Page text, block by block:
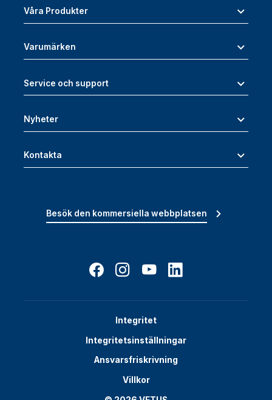
Våra Produkter
Varumärken
Service och support
Nyheter
Kontakta
Besök den kommersiella webbplatsen
Integritet
Integritetsinställningar
Ansvarsfriskrivning
Villkor